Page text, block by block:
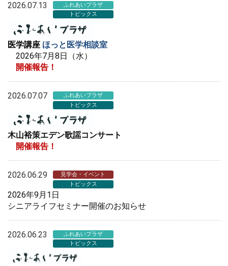
2026.07.13
ふれあいプラザ
トピックス
医学講座 ほっと医学相談室
2026年7月8日（水）
開催報告！
2026.07.07
ふれあいプラザ
トピックス
木山裕策エデン歌謡コンサート
開催報告！
2026.06.29
見学会・イベント
トピックス
2026年9月1日
シニアライフセミナー開催のお知らせ
2026.06.23
ふれあいプラザ
トピックス